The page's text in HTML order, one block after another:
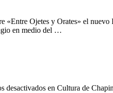
«Entre Ojetes y Orates» el
en medio del …
desactivados en Cultura de